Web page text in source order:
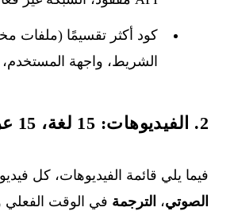
كود أكثر تقسيمًا (ملفات
الشريط، واجهة المستخدم،
2. الفيديوهات: 15 لغة، 15 عرضًا توضيحيًا
فيما يلي قائمة الفيديوهات، كل
الصوتي، الترجمة في الوقت الفعلي